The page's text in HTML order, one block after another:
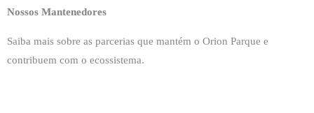
Nossos Mantenedores
Saiba mais sobre as parcerias que mantém o Orion Parque e
contribuem com o ecossistema.